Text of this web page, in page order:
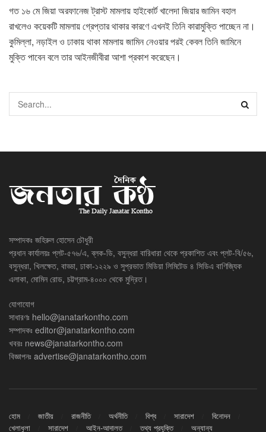
গত ১৬ মে জিয়া অরফানেজ ট্রাস্ট মামলায় হাইকোর্ট খালেদা জিয়ার জামিন বহাল
রাখলেও কয়েকটি মামলায় গ্রেপ্তার থাকার কারণে এখনই তিনি কারামুক্তি পাচ্ছেন না।
কুমিল্লা, নড়াইল ও ঢাকায় থাকা মামলায় জামিন নেওয়ার পরই কেবল তিনি জামিনে
মুক্তি পাবেন বলে তার আইনজীবীরা আশা প্রকাশ করেছেন।
সম্পাদকঃ জহিরুল হোসেন চৌধুরী
প্রধান কার্যালয়ঃ প্লট-৫৭৬/এ, ব্লক-ডি, বসুন্ধরা বারিধারা থেকে প্রকাশিত এবং প্লট-বি/৫৬,
বসুন্ধরা, খিলক্ষেত, বাড্ডা, ঢাকা-১২২৯ ও সুপ্রভাত মিডিয়া লিমিটেড ৪ সিডিএ বাণিজ্যিক
এলাকা, মোমিন রোড, চট্টগ্রাম-৪০০০ থেকে মুদ্রিত।
যোগাযোগ
সাধারণঃ hello@janatarkontho.com
সম্পাদকঃ editor@janatarkontho.com
খবরঃ news@janatarkontho.com
বিজ্ঞাপনঃ advertise@janatarkontho.com
হোম জাতীয় রাজনীতি অর্থনীতি বিশ্ব সারাদেশ
বিনোদন
খেলাধুলা
সারাদেশ আইন-আদালত তথ্য প্রযুক্তি অন্যান্য